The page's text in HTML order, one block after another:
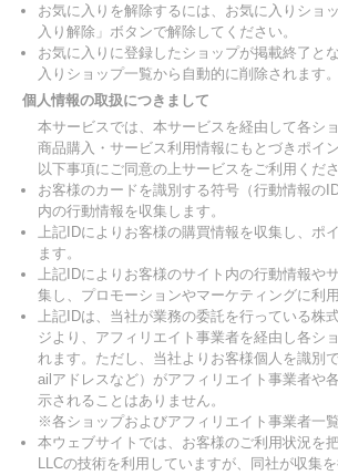
お気に入りを解除するには、お気に入りショ
入り解除」ボタンで解除してください。
お気に入りに登録したショップが掲載終了と
入りショップ一覧から自動的に削除されます。
個人情報の取扱につきまして
本サービスでは、本サービスを経由して各シ
商品購入・サービス利用情報にもとづきポイ
以下事項にご同意の上サービスをご利用くださ
お客様のカードを識別する符号（行動情報の
内の行動情報を収集します。
上記IDによりお客様の購買情報を収集し、ポ
ます。
上記IDによりお客様のサイト内の行動情報や
集し、プロモーションやマーケティングに利用
上記IDは、当社が業務の委託を行っている株
ジより、アフィリエイト事業者を経由し各シ
れます。ただし、当社よりお客様個人を識別
ailアドレスなど）がアフィリエイト事業者や
示されることはありません。
※各ショップおよびアフィリエイト事業者一
本ウェブサイトでは、お客様のご利用状況を
LLCの技術を利用していますが、同社が収集